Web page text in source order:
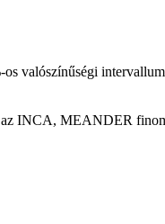
valószínűségi
INCA, MEANDER